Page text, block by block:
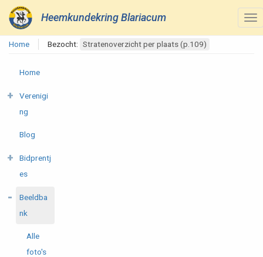
Heemkundekring Blariacum
Home Bezocht: Stratenoverzicht per plaats (p.109)
Home
Verenigi
ng
Blog
Bidprentj
es
Beeldba
nk
Alle
foto's